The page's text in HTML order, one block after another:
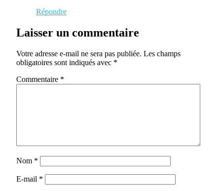
Répondre
Laisser un commentaire
Votre adresse e-mail ne sera pas publiée. Les champs
obligatoires sont indiqués avec *
Commentaire *
Nom *
E-mail *